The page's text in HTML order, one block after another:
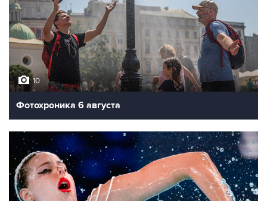
10
Фотохроника 6 августа